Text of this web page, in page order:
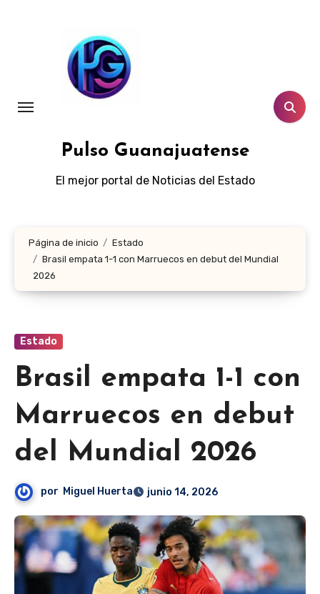
Pulso Guanajuatense
El mejor portal de Noticias del Estado
Página de inicio
Estado
Brasil empata 1-1 con Marruecos en debut del Mundial
2026
Estado
Brasil empata 1-1 con
Marruecos en debut
del Mundial 2026
por Miguel Huerta junio 14, 2026